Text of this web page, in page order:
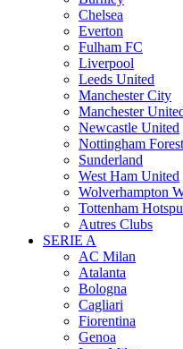
Chelsea
Everton
Fulham FC
Liverpool
Leeds United
Manchester City
Manchester
Newcastle United
Nottingham Forest
Sunderland
West Ham United
Wolverhampton
Tottenham
Autres Clubs
SERIE A
AC Milan
Atalanta
Bologna
Cagliari
Fiorentina
Genoa